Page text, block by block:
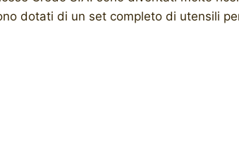
dotati di un set completo di utensili